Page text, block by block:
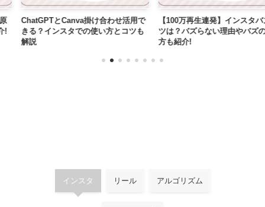
掛け合わせ活用で
での使い方とコツも
【100万再生連発】インスタバズるコ
ツは？バズらない理由やバズの探し
マーケテ
のターゲ
インスタ リール アルゴリズム